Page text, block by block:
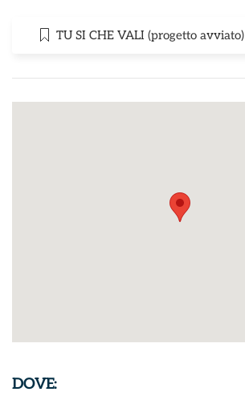
TU SI CHE VALI (progetto avviato)
DOVE: